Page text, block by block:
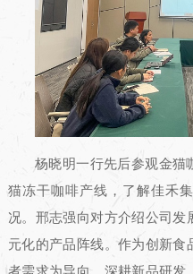
杨晓明一行先后参观金猫
猫冻干咖啡产线，了解佳禾
况。邢志强向对方介绍公司发
元化的产品阵线。作为创新
者需求为导向，深耕新品研发